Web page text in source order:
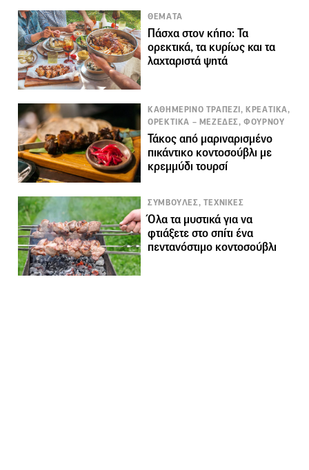
ΘΕΜΑΤΑ
Πάσχα στον κήπο: Τα
ορεκτικά, τα κυρίως και τα
λαχταριστά ψητά
ΚΑΘΗΜΕΡΙΝΟ ΤΡΑΠΕΖΙ, ΚΡΕΑΤΙΚΑ,
ΟΡΕΚΤΙΚΑ – ΜΕΖΕΔΕΣ, ΦΟΥΡΝΟΥ
Τάκος από μαριναρισμένο
πικάντικο κοντοσούβλι με
κρεμμύδι τουρσί
ΣΥΜΒΟΥΛΕΣ, ΤΕΧΝΙΚΕΣ
Όλα τα μυστικά για να
φτιάξετε στο σπίτι ένα
πεντανόστιμο κοντοσούβλι